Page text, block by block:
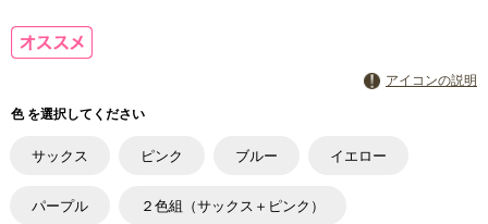
アイコンの説明
色 を選択してください
サックス ピンク ブルー イエロー
パープル ２色組（サックス＋ピンク）